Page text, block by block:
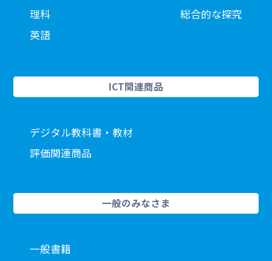
理科
英語
総合的な探究
ICT関連商品
デジタル教科書・教材
評価関連商品
一般のみなさま
一般書籍